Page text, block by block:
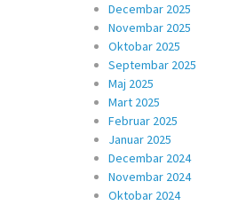
Decembar 2025
Novembar 2025
Oktobar 2025
Septembar 2025
Maj 2025
Mart 2025
Februar 2025
Januar 2025
Decembar 2024
Novembar 2024
Oktobar 2024